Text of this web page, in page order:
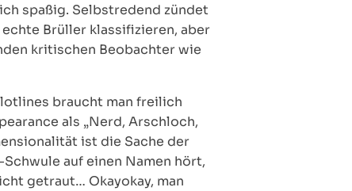
spaßig. Selbstredend zündet
Brüller klassifizieren, aber
kritischen Beobachter wie
braucht man freilich
als „Nerd, Arschloch,
ist die Sache der
auf einen Namen hört,
getraut… Okayokay, man